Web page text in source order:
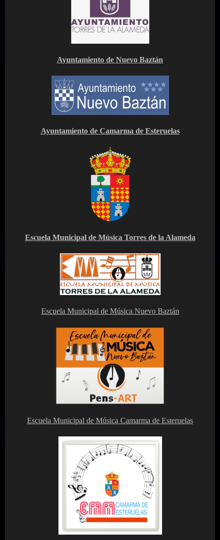
Ayuntamiento de Nuevo Baztán
Ayuntamiento de Camarma de Esteruelas
Escuela Municipal de Música Torres de la Alameda
Escuela Municipal de Música Nuevo Baztán
Escuela Municipal de Música Camarma de Esteruelas